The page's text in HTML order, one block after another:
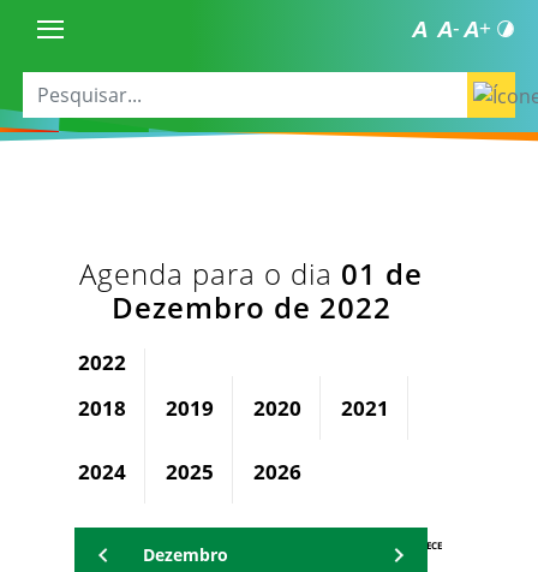
Agenda para o dia 01 de
Dezembro de 2022
2022
2018
2019 2020 2021
2024 2025 2026
AGENDA IPECE
Dezembro